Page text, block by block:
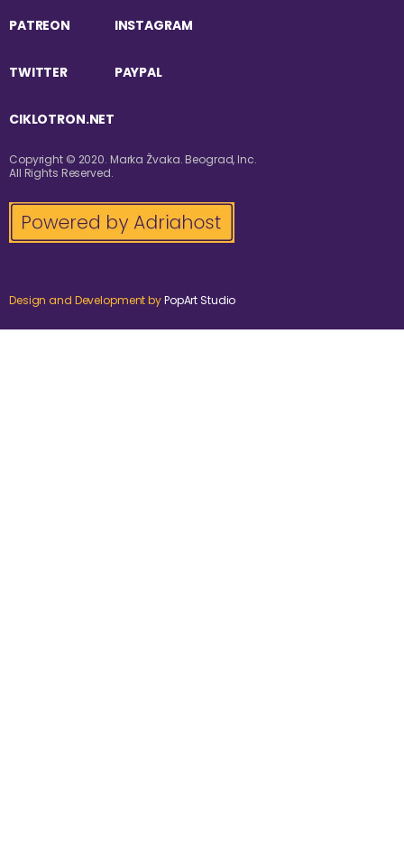
PATREON INSTAGRAM
TWITTER PAYPAL
CIKLOTRON.NET
Copyright © 2020. Marka Žvaka. Beograd, Inc.
All Rights Reserved.
Design and Development byPopArt Studio